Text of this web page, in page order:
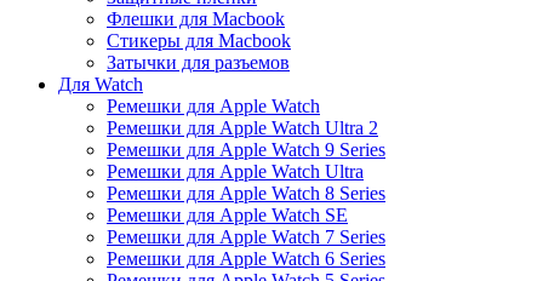
Флешки для Macbook
Стикеры для Macbook
Затычки для разъемов
Для Watch
Ремешки для Apple Watch
Ремешки для Apple Watch Ultra 2
Ремешки для Apple Watch 9 Series
Ремешки для Apple Watch Ultra
Ремешки для Apple Watch 8 Series
Ремешки для Apple Watch SE
Ремешки для Apple Watch 7 Series
Ремешки для Apple Watch 6 Series